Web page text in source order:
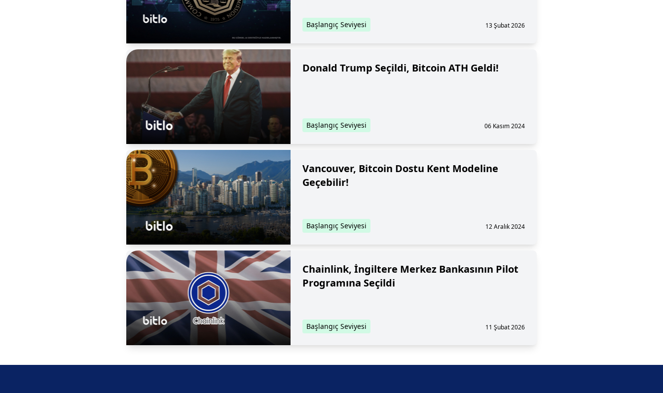
Başlangıç Seviyesi 13 Şubat 2026
Donald Trump Seçildi, Bitcoin ATH Geldi!
Başlangıç Seviyesi 06 Kasım 2024
Vancouver, Bitcoin Dostu Kent Modeline
Geçebilir!
Başlangıç Seviyesi 12 Aralık 2024
Chainlink, İngiltere Merkez Bankasının Pilot
Programına Seçildi
Başlangıç Seviyesi 11 Şubat 2026